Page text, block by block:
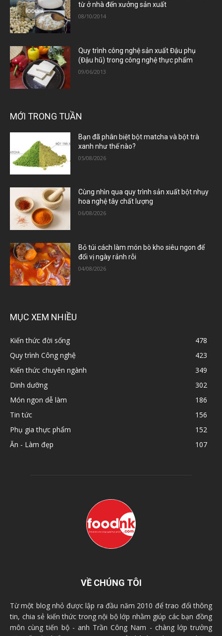
từ ở nhà đến xưởng sản xuất
08/10/2014
Quy trình công nghệ sản xuất Đậu phụ
(Đậu hũ) trong công nghệ thực phẩm
09/06/2013
MỚI TRONG TUẦN
Bạn đã phân biệt bột matcha và bột trà
xanh như thế nào?
05/08/2026
Cùng nhìn qua quy trình sản xuất bột nhụy
hoa nghệ tây chất lượng
06/08/2026
Bỏ túi cách làm món bò kho siêu ngon để
đổi vị ngày rảnh rỗi
04/08/2026
MỤC XEM NHIỀU
Kiến thức đời sống
478
Quy trình Công nghệ
423
Kiến thức chuyên ngành
349
Dinh dưỡng
302
Món ngon dễ làm
186
Tin tức
156
Phụ gia thực phẩm
152
Ăn - Làm đẹp
107
VỀ CHÚNG TÔI
Từ một blog nhỏ được lập ra đầu năm 2010 để trao đổi thông
tin, chia sẻ kiến thức trong nội bộ lớp nhằm giúp các bạn đồng
môn cùng tiến bộ - anh Trần Công Nam - chàng lớp trưởng